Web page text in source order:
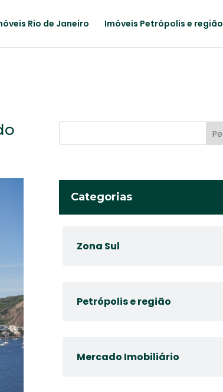
Rio de Janeiro Imóveis Petrópolis e região
Categorias
Zona Sul
Petrópolis e região
Mercado Imobiliário